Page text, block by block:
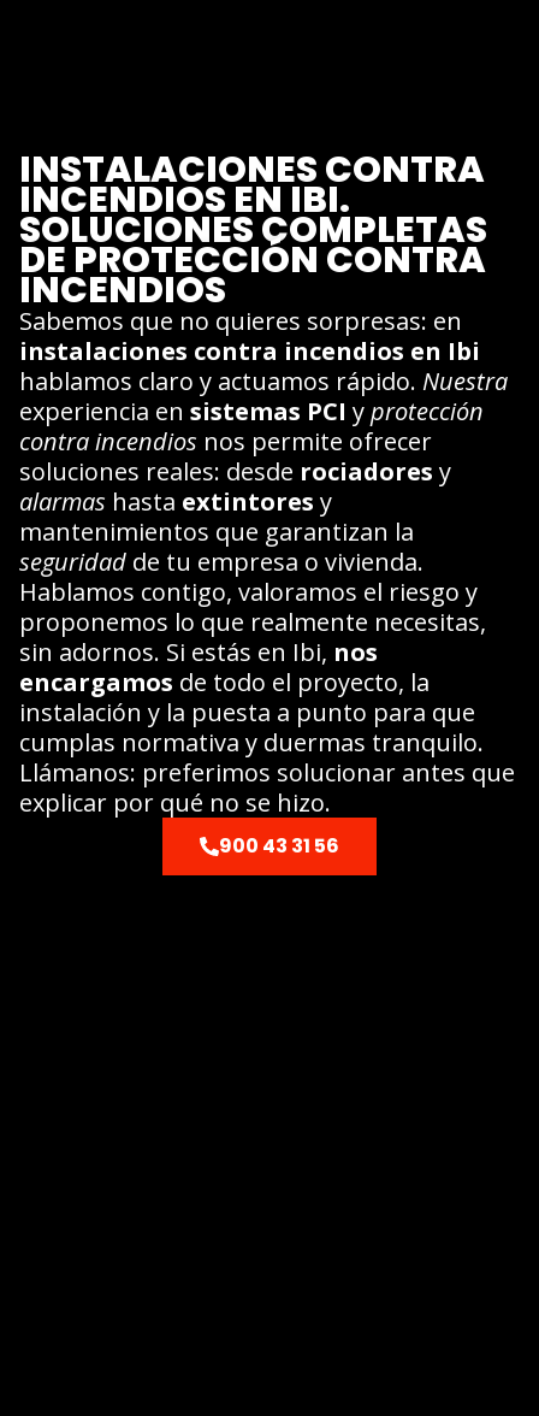
INSTALACIONES CONTRA
INCENDIOS EN IBI.
SOLUCIONES COMPLETAS
DE PROTECCIÓN CONTRA
INCENDIOS
Sabemos que no quieres sorpresas: en
instalaciones contra incendios en Ibi
hablamos claro y actuamos rápido. Nuestra
experiencia en sistemas PCI yprotección
contra incendios nos permite ofrecer
soluciones reales: desde rociadores y
alarmas hasta extintores y
mantenimientos que garantizan la
seguridadde tu empresa o vivienda.
Hablamos contigo, valoramos el riesgo y
proponemos lo que realmente necesitas,
sin adornos. Si estás en Ibi, nos
encargamos de todo el proyecto, la
instalación y la puesta a punto para que
cumplas normativa y duermas tranquilo.
Llámanos: preferimos solucionar antes que
explicar por qué no se hizo.
900 43 31 56